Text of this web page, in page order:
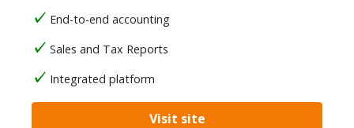
End-to-end accounting
Sales and Tax Reports
Integrated platform
Visit site